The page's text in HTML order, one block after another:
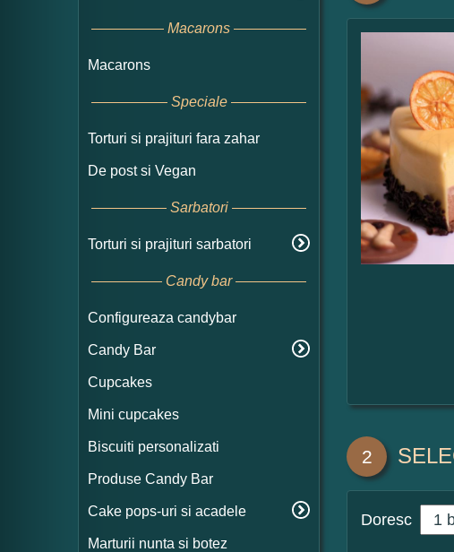
Macarons
Macarons
Speciale
Torturi si prajituri fara zahar
De post si Vegan
Sarbatori
Torturi si prajituri sarbatori
Candy bar
Configureaza candybar
Candy Bar
Cupcakes
Mini cupcakes
Biscuiti personalizati
Produse Candy Bar
Cake pops-uri si acadele
Marturii nunta si botez
2
Doresc